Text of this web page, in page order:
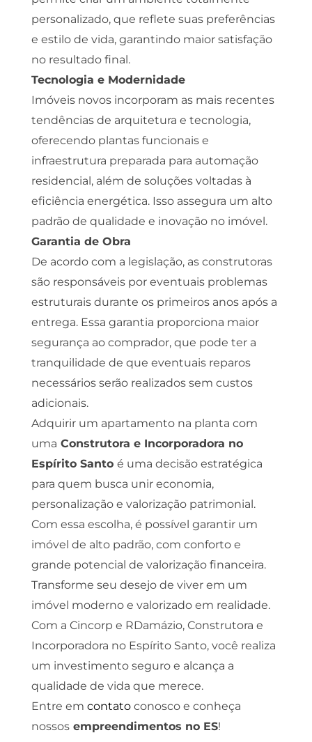
personalizado, que reflete suas preferências
e estilo de vida, garantindo maior satisfação
no resultado final.
Tecnologia e Modernidade
Imóveis novos incorporam as mais recentes
tendências de arquitetura e tecnologia,
oferecendo plantas funcionais e
infraestrutura preparada para automação
residencial, além de soluções voltadas à
eficiência energética. Isso assegura um alto
padrão de qualidade e inovação no imóvel.
Garantia de Obra
De acordo com a legislação, as construtoras
são responsáveis por eventuais problemas
estruturais durante os primeiros anos após a
entrega. Essa garantia proporciona maior
segurança ao comprador, que pode ter a
tranquilidade de que eventuais reparos
necessários serão realizados sem custos
adicionais.
Adquirir um apartamento na planta com
uma Construtora e Incorporadora no
Espírito Santo é uma decisão estratégica
para quem busca unir economia,
personalização e valorização patrimonial.
Com essa escolha, é possível garantir um
imóvel de alto padrão, com conforto e
grande potencial de valorização financeira.
Transforme seu desejo de viver em um
imóvel moderno e valorizado em realidade.
Com a Cincorp e RDamázio, Construtora e
Incorporadora no Espírito Santo, você realiza
um investimento seguro e alcança a
qualidade de vida que merece.
Entre em contatoconosco e conheça
nossosempreendimentos no ES!